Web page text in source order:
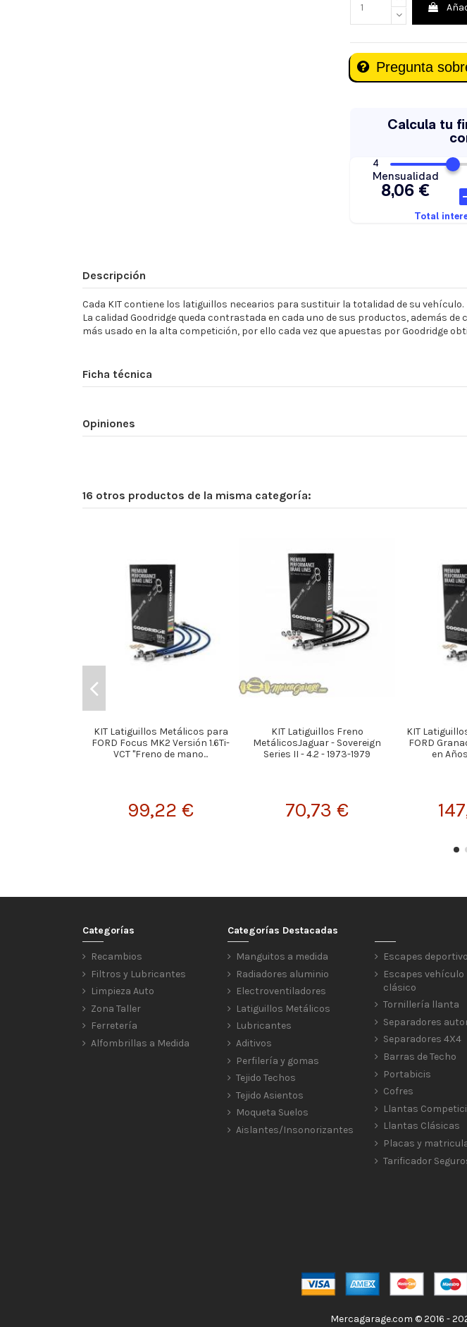
Pregunta
Descripción
Cada KIT contiene los latiguillos necearios para sustituir la totalidad de su vehículo.
La calidad Goodridge queda contrastada en cada uno de sus productos, además
más usado en la alta competición, por ello cada vez que apuestas por Goodridge
Ficha técnica
Opiniones
16 otros productos de la misma categoría:
KIT Latiguillos Metálicos para
FORD Focus MK2 Versión 1.6Ti-
VCT "Freno de mano...
99,22 €
KIT Latiguillos Freno
MetálicosJaguar - Sovereign
Series II - 4.2 - 1973-1979
70,73 €
KIT
FORD
en
Categorías
Recambios
Filtros y Lubricantes
Limpieza Auto
Zona Taller
Ferretería
Alfombrillas a Medida
Categorías Destacadas
Manguitos a medida
Radiadores aluminio
Electroventiladores
Latiguillos Metálicos
Lubricantes
Aditivos
Perfilería y gomas
Tejido Techos
Tejido Asientos
Moqueta Suelos
Aislantes/Insonorizantes
Escapes
Escapes vehículo
clásico
Tornillería llanta
Separadores
Separadores 4X4
Barras de Techo
Portabicis
Cofres
Llantas
Llantas Clásicas
Placas y
Tarificador
Mercagarage.com © 2016 -